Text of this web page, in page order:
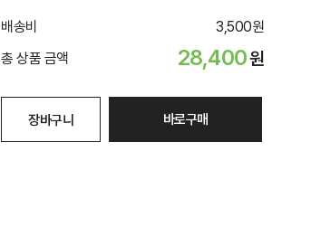
배송비 3,500원
총 상품 금액
28,400원
장바구니 바로구매